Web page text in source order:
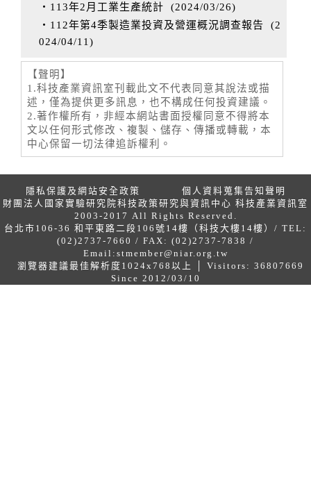
‧113年2月工業生產統計 (2024/03/26)
‧112年第4季製造業投資及營運概況調查報告 (2
024/04/11 )
【聲明】
1.科技產業資訊室刊載此文不代表同意其說法或描
述，僅為提供更多訊息，也不構成任何投資建議。
2.著作權所有，非經本網站書面授權同意不得將本
文以任何形式修改、複製、儲存、傳播或轉載，本
中心保留一切法律追訴權利。
隱私保護及網站安全政策
個人資料蒐集告知聲明
財團法人國家實驗研究院科技政策研究與資訊中心 科技產業資訊室
2003-2017 All Rights Reserved.
台北市106-36 和平東路二段106號14樓（科技大樓14樓）/ TEL:
(02)2737-7660 / FAX: (02)2737-7838 /
Email: stmember@niar.org.tw
瀏覽器建議最佳解析度1024x768以上 │ Visitors: 36807669
Since 2012/03/10